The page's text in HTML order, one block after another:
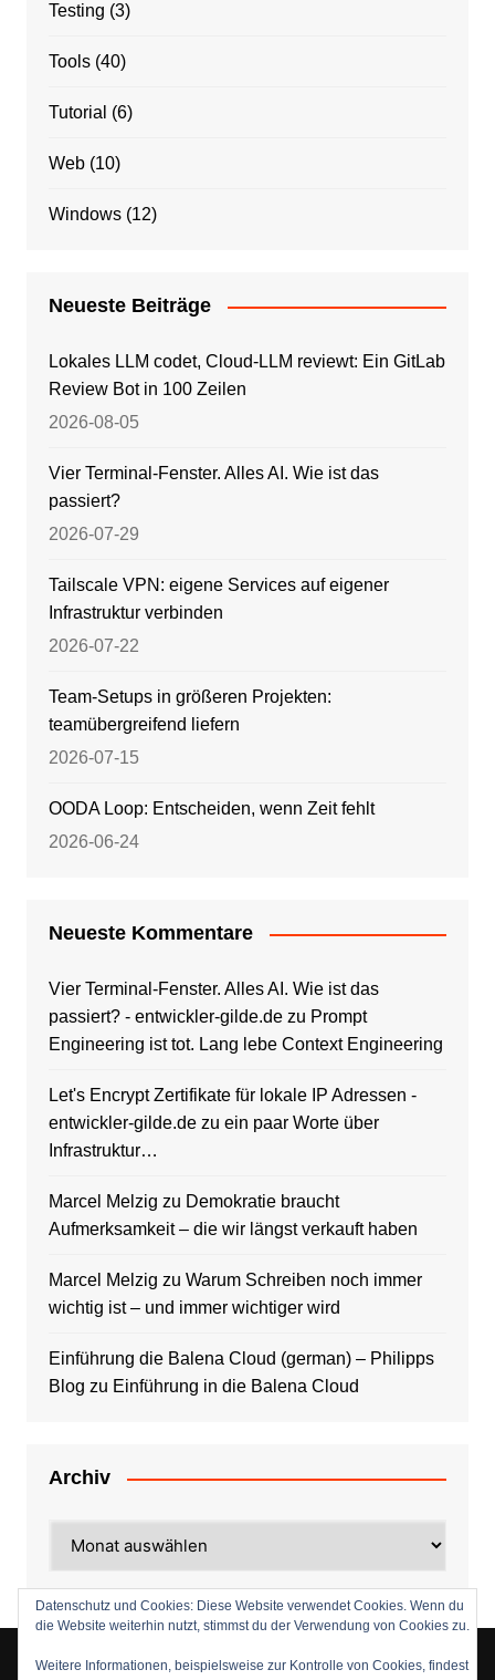
Testing (3)
Tools(40)
Tutorial (6)
Web(10)
Windows(12)
Neueste Beiträge
Lokales LLM codet, Cloud-LLM reviewt: Ein GitLab
Review Bot in 100 Zeilen
2026-08-05
Vier Terminal-Fenster. Alles AI. Wie ist das
passiert?
2026-07-29
Tailscale VPN: eigene Services auf eigener
Infrastruktur verbinden
2026-07-22
Team-Setups in größeren Projekten:
teamübergreifend liefern
2026-07-15
OODA Loop: Entscheiden, wenn Zeit fehlt
2026-06-24
Neueste Kommentare
Vier Terminal-Fenster. Alles AI. Wie ist das
passiert? - entwickler-gilde.dezu Prompt
Engineering ist tot. Lang lebe Context Engineering
Let's Encrypt Zertifikate für lokale IP Adressen -
entwickler-gilde.dezu ein paar Worte über
Infrastruktur…
Marcel Melzig zu Demokratie braucht
Aufmerksamkeit – die wir längst verkauft haben
Marcel Melzig zu Warum Schreiben noch immer
wichtig ist – und immer wichtiger wird
Einführung die Balena Cloud (german) – Philipps
Blog zu Einführung in die Balena Cloud
Archiv
Datenschutz und Cookies: Diese Website verwendet Cookies. Wenn du
die Website weiterhin nutzt, stimmst du der Verwendung von Cookies zu.
Weitere Informationen, beispielsweise zur Kontrolle von Cookies, findest